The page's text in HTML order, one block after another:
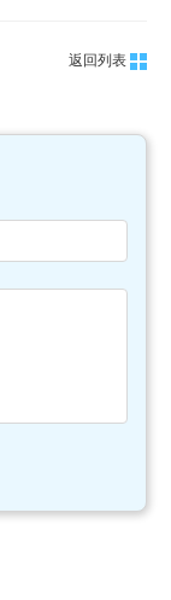
返回列表